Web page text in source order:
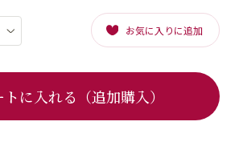
お気に入りに追加
トに入れる（追加購入）